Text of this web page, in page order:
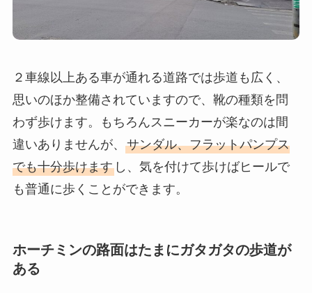
２車線以上ある車が通れる道路では歩道も広く、
思いのほか整備されていますので、靴の種類を問
わず歩けます。もちろんスニーカーが楽なのは間
違いありませんが、 サンダル、フラットパンプス
でも十分歩けますし、気を付けて歩けばヒールで
も普通に歩くことができます。
ホーチミンの路面はたまにガタガタの歩道が
ある